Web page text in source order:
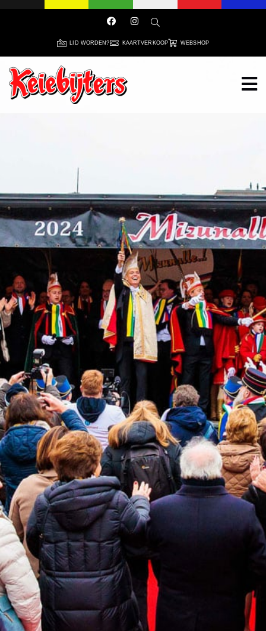
LID WORDEN? KAARTVERKOOP WEBSHOP